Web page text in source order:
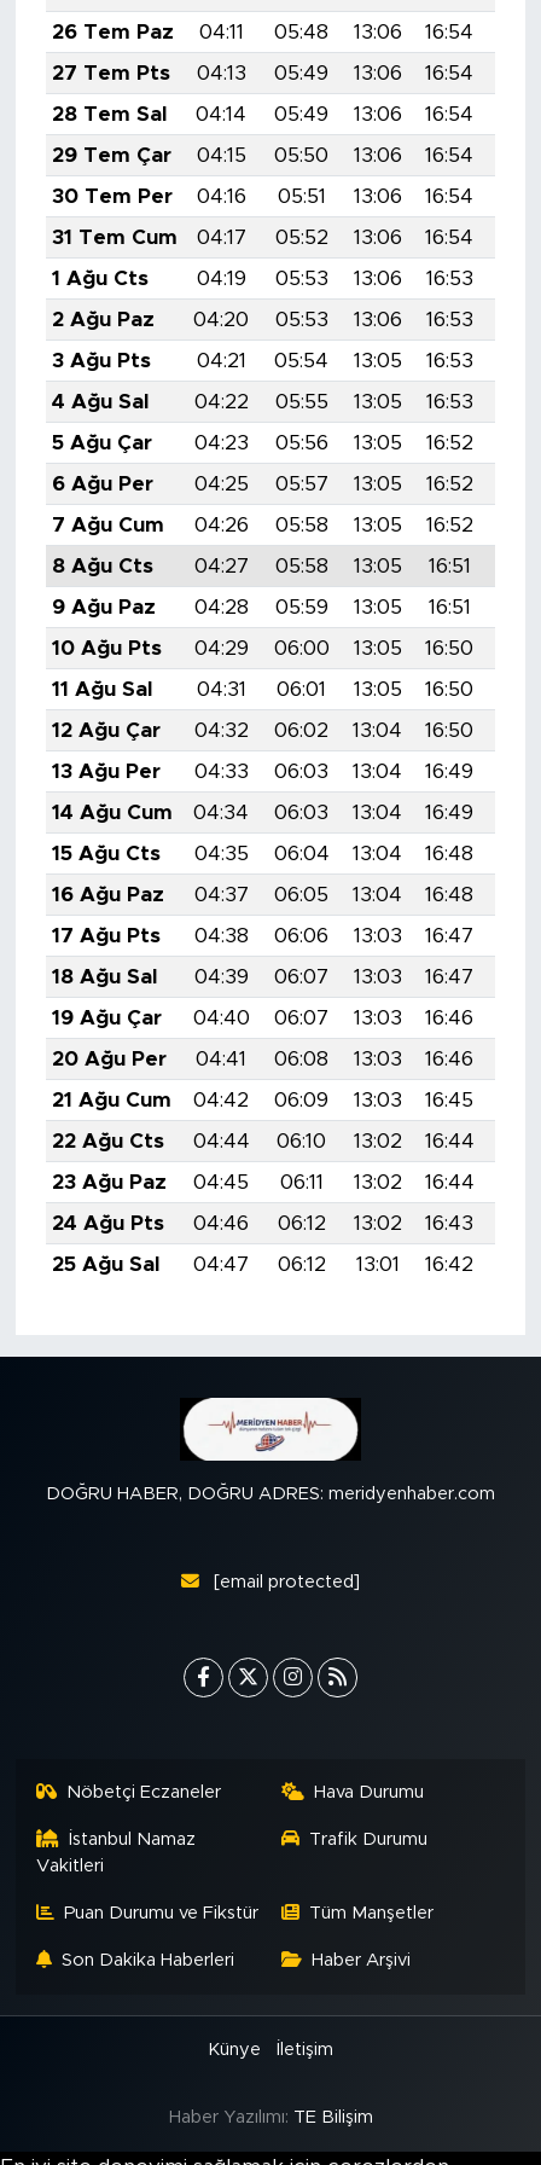
26 Tem Paz
04:11 05:48 13:06 16:54
27 Tem Pts
04:13 05:49 13:06 16:54
28 Tem Sal
04:14 05:49 13:06 16:54
29 Tem Çar
04:15 05:50 13:06 16:54
30 Tem Per
04:16 05:51 13:06 16:54
31 Tem Cum
04:17 05:52 13:06 16:54
1 Ağu Cts
04:19 05:53 13:06 16:53
2 Ağu Paz
04:20 05:53 13:06 16:53
3 Ağu Pts
04:21 05:54 13:05 16:53
4 Ağu Sal
04:22 05:55 13:05 16:53
5 Ağu Çar
04:23 05:56 13:05 16:52
6 Ağu Per
04:25 05:57 13:05 16:52
7 Ağu Cum
04:26 05:58 13:05 16:52
8 Ağu Cts
04:27 05:58 13:05 16:51
9 Ağu Paz
04:28 05:59 13:05 16:51
10 Ağu Pts
04:29 06:00 13:05 16:50
11 Ağu Sal
04:31 06:01 13:05 16:50
12 Ağu Çar
04:32 06:02 13:04 16:50
13 Ağu Per
04:33 06:03 13:04 16:49
14 Ağu Cum
04:34 06:03 13:04 16:49
15 Ağu Cts
04:35 06:04 13:04 16:48
16 Ağu Paz
04:37 06:05 13:04 16:48
17 Ağu Pts
04:38 06:06 13:03 16:47
18 Ağu Sal
04:39 06:07 13:03 16:47
19 Ağu Çar
04:40 06:07 13:03 16:46
20 Ağu Per
04:41 06:08 13:03 16:46
21 Ağu Cum
04:42 06:09 13:03 16:45
22 Ağu Cts
04:44 06:10 13:02 16:44
23 Ağu Paz
04:45 06:11 13:02 16:44
24 Ağu Pts
04:46 06:12 13:02 16:43
25 Ağu Sal
04:47 06:12 13:01 16:42
DOĞRU HABER, DOĞRU ADRES: meridyenhaber.com
[email protected]
Nöbetçi Eczaneler Hava Durumu
İstanbul Namaz
Vakitleri
Trafik Durumu
Puan Durumu ve Fikstür Tüm Manşetler
Son Dakika Haberleri Haber Arşivi
Künye İletişim
Haber Yazılımı: TE Bilişim
MEDYA KÖŞESİ
FOTO GALERİ
VİDEOLAR
ALINTI YAZARLAR
SOSYAL MEDYA